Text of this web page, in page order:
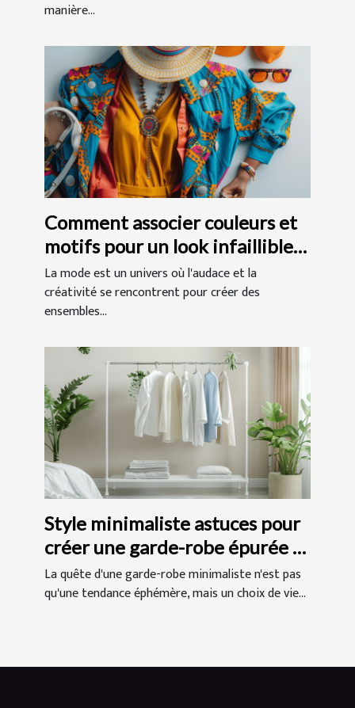
manière...
Comment associer couleurs et
motifs pour un look infaillible
conseils de stylistes
La mode est un univers où l'audace et la
créativité se rencontrent pour créer des
ensembles...
Style minimaliste astuces pour
créer une garde-robe épurée et
chic
La quête d'une garde-robe minimaliste n'est pas
qu'une tendance éphémère, mais un choix de vie...